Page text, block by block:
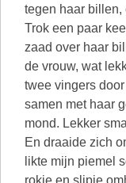
tegen haar billen,
Trok een paar
zaad over haar
de vrouw, wat
twee vingers
samen met haar
mond. Lekker
En draaide zich
likte mijn piemel
rokje en slipje